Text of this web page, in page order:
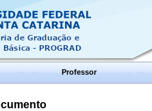
Professor